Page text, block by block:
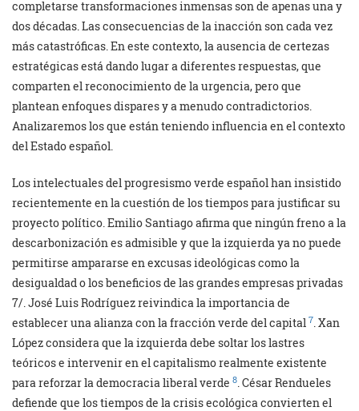
completarse transformaciones inmensas son de apenas una y
dos décadas. Las consecuencias de la inacción son cada vez
más catastróficas. En este contexto, la ausencia de certezas
estratégicas está dando lugar a diferentes respuestas, que
comparten el reconocimiento de la urgencia, pero que
plantean enfoques dispares y a menudo contradictorios.
Analizaremos los que están teniendo influencia en el contexto
del Estado español.
Los intelectuales del progresismo verde español han insistido
recientemente en la cuestión de los tiempos para justificar su
proyecto político. Emilio Santiago afirma que ningún freno a la
descarbonización es admisible y que la izquierda ya no puede
permitirse ampararse en excusas ideológicas como la
desigualdad o los beneficios de las grandes empresas privadas
7/. José Luis Rodríguez reivindica la importancia de
establecer una alianza con la fracción verde del capital 7. Xan
López considera que la izquierda debe soltar los lastres
teóricos e intervenir en el capitalismo realmente existente
para reforzar la democracia liberal verde 8. César Rendueles
defiende que los tiempos de la crisis ecológica convierten el